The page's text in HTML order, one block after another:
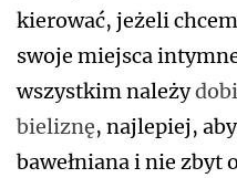
kierować, jeżeli
swoje miejsca
wszystkim należy
bieliznę, najlepiej,
bawełniana i nie zbyt